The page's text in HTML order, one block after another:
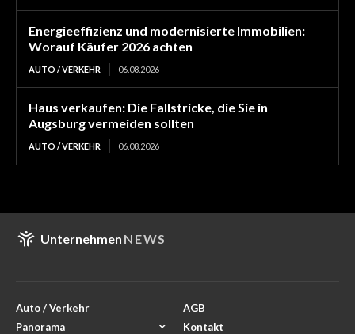
Energieeffizienz und modernisierte Immobilien:
Worauf Käufer 2026 achten
AUTO / VERKEHR 06.08.2026
Haus verkaufen: Die Fallstricke, die Sie in
Augsburg vermeiden sollten
AUTO / VERKEHR 06.08.2026
Unternehmen NEWS
Auto / Verkehr
Panorama
AGB
Kontakt